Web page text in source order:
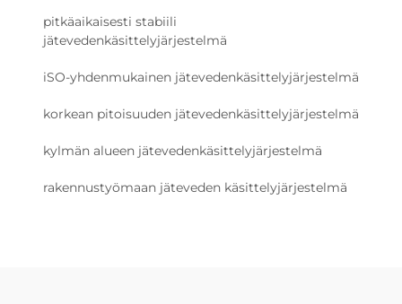
pitkäaikaisesti stabiili
jätevedenkäsittelyjärjestelmä
iSO-yhdenmukainen jätevedenkäsittelyjärjestelmä
korkean pitoisuuden jätevedenkäsittelyjärjestelmä
kylmän alueen jätevedenkäsittelyjärjestelmä
rakennustyömaan jäteveden käsittelyjärjestelmä